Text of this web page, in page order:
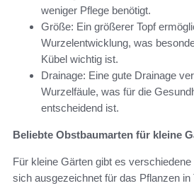
weniger Pflege benötigt.
Größe: Ein größerer Topf
Wurzelentwicklung, was
Kübel wichtig ist.
Drainage: Eine gute Drainage
Wurzelfäule, was für die
entscheidend ist.
Beliebte Obstbaumarten für kleine
Für kleine Gärten gibt es
sich ausgezeichnet für das Pflanzen in